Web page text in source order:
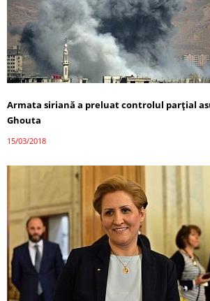
Armata siriană a preluat controlul parțial
Ghouta
15/03/2018